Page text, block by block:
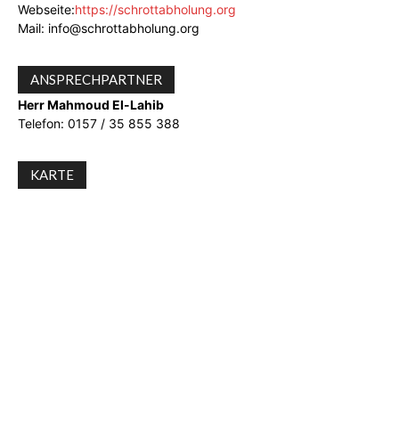
Webseite:https://schrottabholung.org
Mail: info@schrottabholung.org
ANSPRECHPARTNER
Herr Mahmoud El-Lahib
Telefon: 0157 / 35 855 388
KARTE